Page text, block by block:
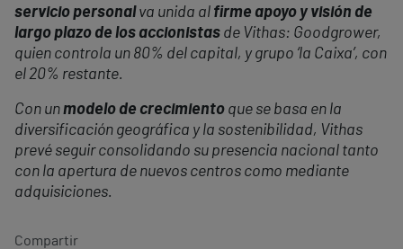
servicio personalva unida al firme apoyo y visión de
largo plazo de los accionistas de Vithas: Goodgrower,
quien controla un 80% del capital, y grupo ‘la Caixa’, con
el 20% restante.
Con unmodelo de crecimiento que se basa en la
diversificación geográfica y la sostenibilidad, Vithas
prevé seguir consolidando su presencia nacional tanto
con la apertura de nuevos centros como mediante
adquisiciones.
Compartir